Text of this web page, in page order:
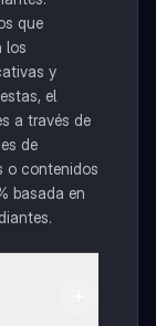
que
los
y
el
a través de
de
o contenidos
basada en